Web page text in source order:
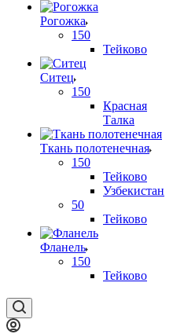
Рогожка
150
Тейково
Ситец
150
Красная
Талка
Ткань полотенечная
150
Тейково
Узбекистан
50
Тейково
Фланель
150
Тейково